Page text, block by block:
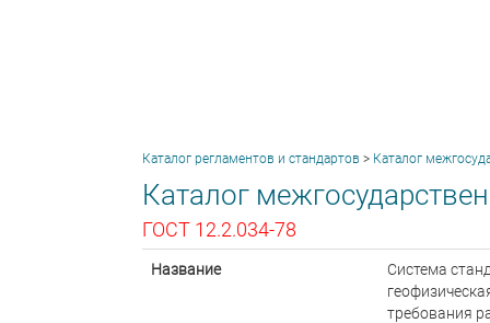
Каталог регламентов и стандартов > Каталог
Каталог
ГОСТ 12.2.034-78
Название
Система
требования